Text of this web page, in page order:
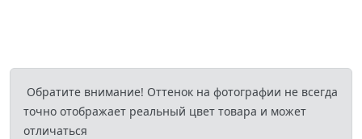
Обратите внимание! Оттенок на фотографии не всегда
точно отображает реальный цвет товара и может
отличаться